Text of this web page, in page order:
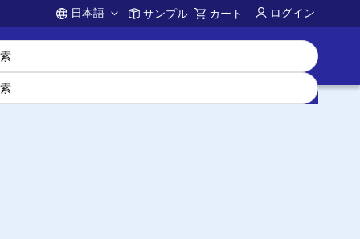
Account
日本語 サンプル カート ログイン